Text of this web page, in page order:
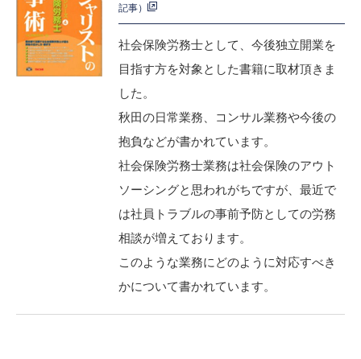
記事）
社会保険労務士として、今後独立開業を
目指す方を対象とした書籍に取材頂きま
した。
秋田の日常業務、コンサル業務や今後の
抱負などが書かれています。
社会保険労務士業務は社会保険のアウト
ソーシングと思われがちですが、最近で
は社員トラブルの事前予防としての労務
相談が増えております。
このような業務にどのように対応すべき
かについて書かれています。